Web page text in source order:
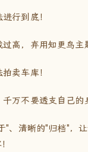
行到底！
过高，弃用知更鸟主
卖车库！
万不要透支自己的
"、清晰的"归档"，